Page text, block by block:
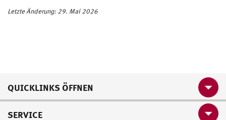
Letzte Änderung: 29. Mai 2026
QUICKLINKS ÖFFNEN
SERVICE